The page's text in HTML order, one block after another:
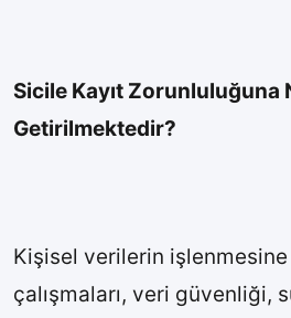
Sicile Kayıt Zorunluluğuna
Getirilmektedir?
Kişisel verilerin
çalışmaları, veri güvenliği,